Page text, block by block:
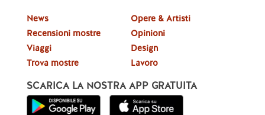
News
Recensioni mostre
Viaggi
Trova mostre
Opere & Artisti
Opinioni
Design
Lavoro
SCARICA LA NOSTRA APP GRATUITA